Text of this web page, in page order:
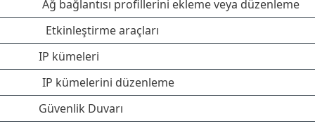
Ağ bağlantısı profillerini ekleme veya düzenleme
Etkinleştirme araçları
IP kümeleri
IP kümelerini düzenleme
Güvenlik Duvarı